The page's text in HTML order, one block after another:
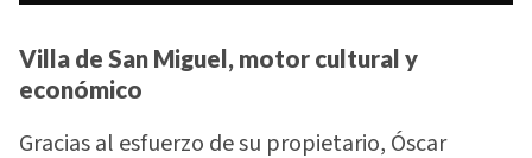
Villa de San Miguel, motor cultural y
económico
Gracias al esfuerzo de su propietario, Óscar